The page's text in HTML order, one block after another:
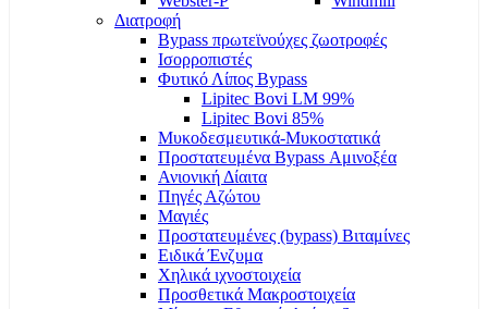
Διατροφή
Bypass πρωτεϊνούχες ζωοτροφές
Ισορροπιστές
Φυτικό Λίπος Bypass
Lipitec Bovi LM 99%
Lipitec Bovi 85%
Μυκοδεσμευτικά-Μυκοστατικά
Προστατευμένα Bypass Αμινοξέα
Ανιονική Δίαιτα
Πηγές Αζώτου
Μαγιές
Προστατευμένες (bypass) Βιταμίνες
Ειδικά Ένζυμα
Χηλικά ιχνοστοιχεία
Προσθετικά Μακροστοιχεία